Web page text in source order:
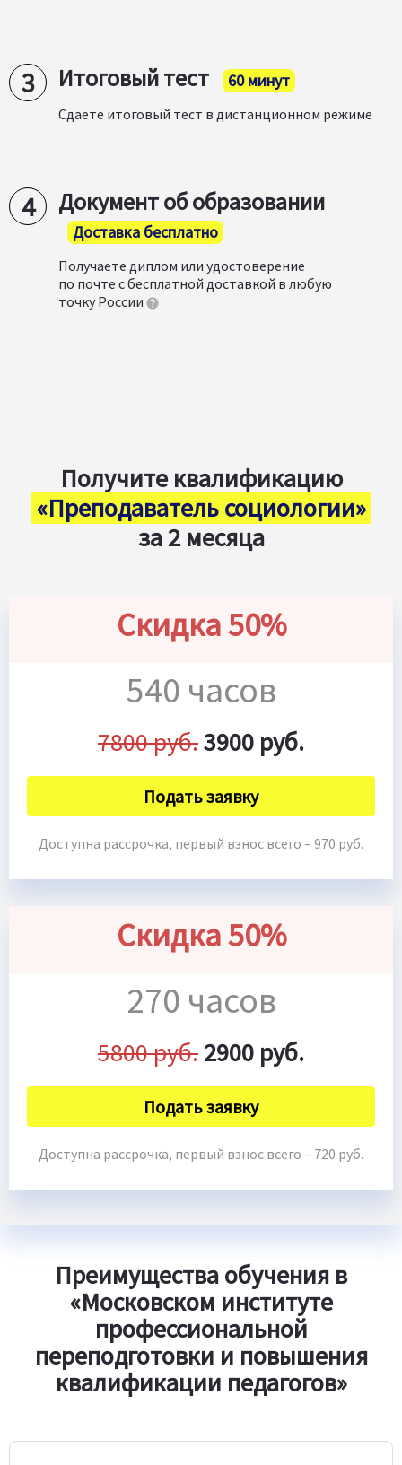
Итоговый тест 60 минут
Сдаете итоговый тест в дистанционном режиме
Документ об образовании
Доставка бесплатно
Получаете диплом или удостоверение
по почте с бесплатной доставкой в любую
точку России
Получите квалификацию
«Преподаватель социологии»
за 2 месяца
Скидка 50%
540 часов
7800 руб.3900 руб.
Подать заявку
Доступна рассрочка, первый взнос всего – 970 руб.
Скидка 50%
270 часов
5800 руб.2900 руб.
Подать заявку
Доступна рассрочка, первый взнос всего – 720 руб.
Преимущества обучения в
«Московском институте
профессиональной
переподготовки и повышения
квалификации педагогов»